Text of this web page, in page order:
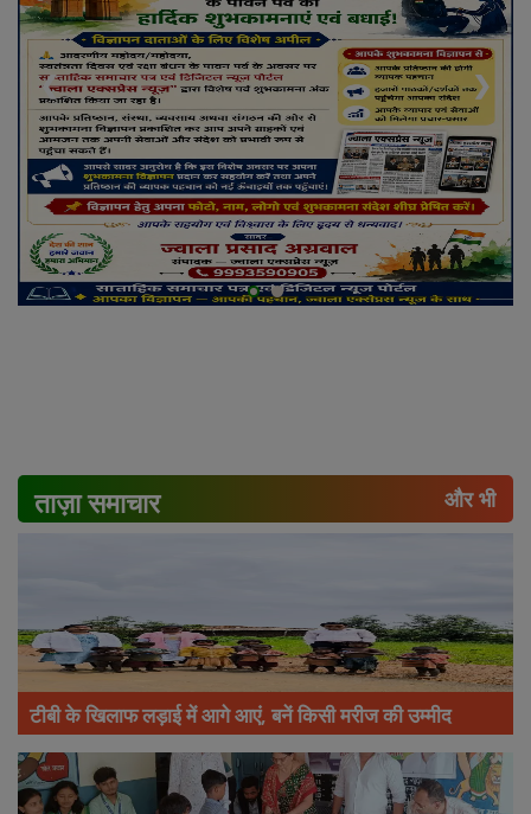
❮ ❯
ताज़ा समाचार और भी
टीबी के खिलाफ लड़ाई में आगे आएं, बनें किसी मरीज की उम्मीद